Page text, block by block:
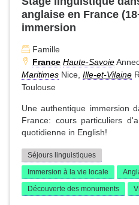
anglaise en France
immersion
Famille
France Haute-Savoie
Maritimes Nice, Ille-et-Vilaine
Toulouse
Une authentique immersion
France: cours particuliers
quotidienne in English!
Séjours linguistiques
Immersion à la vie locale
Découverte des monuments